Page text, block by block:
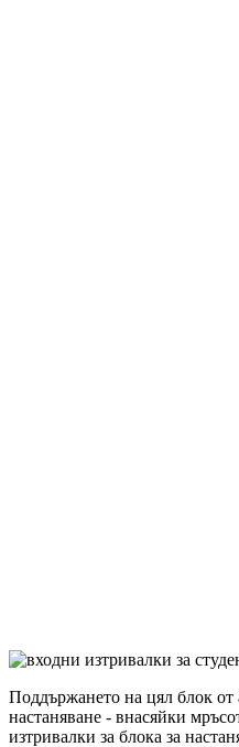
Поддържането на цял блок от
настаняване - внасяйки
изтривалки за блока за